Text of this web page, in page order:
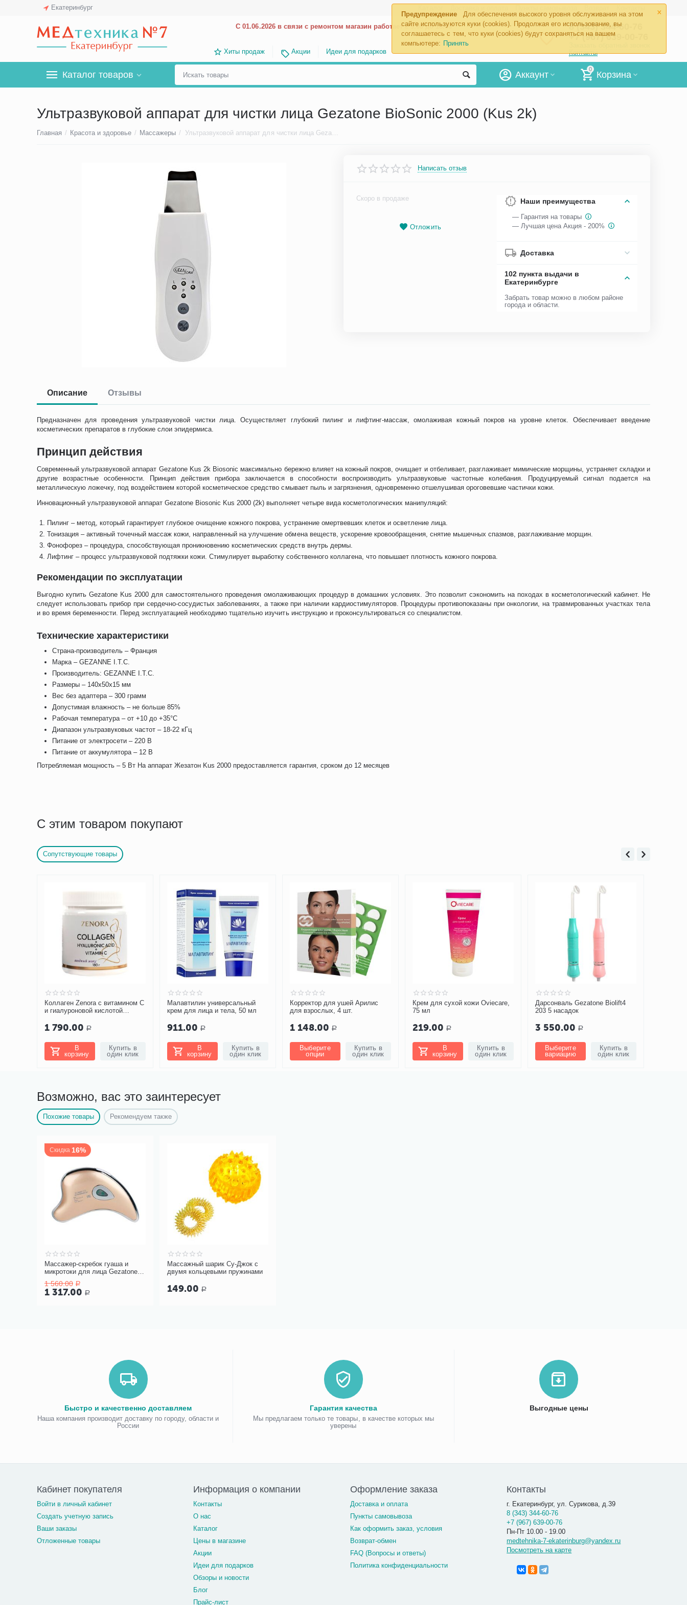
×
Предупреждение
Для обеспечения высокого уровня обслуживания на этом
сайте используются куки (cookies). Продолжая его использование, вы
соглашаетесь с тем, что куки (cookies) будут сохраняться на вашем
компьютере: Принять
Екатеринбург
С 01.06.2026 в связи с ремонтом магазин работает с 9.00 до 18.00
Хиты продаж Акции Идеи для подарков
8 (343) 344-60-76
+7 (967) 639-00-76
Контакты
Каталог товаров
0
Корзина
Аккаунт
Ультразвуковой аппарат для чистки лица Gezatone BioSonic 2000 (Kus 2k)
Главная / Красота и здоровье / Массажеры / Ультразвуковой аппарат для чистки лица Gezatone BioSonic 2000 (Kus 2k)
Написать отзыв
Скоро в продаже
Отложить
Наши преимущества
— Гарантия на товары
— Лучшая цена Акция - 200%
Доставка
102 пункта выдачи в
Екатеринбурге
Забрать товар можно в любом районе
города и области.
Описание Отзывы
Предназначен для проведения ультразвуковой чистки лица. Осуществляет глубокий пилинг и лифтинг-массаж, омолаживая кожный покров на уровне клеток. Обеспечивает введение
косметических препаратов в глубокие слои эпидермиса.
Принцип действия
Современный ультразвуковой аппарат Gezatone Kus 2k Biosonic максимально бережно влияет на кожный покров, очищает и отбеливает, разглаживает мимические морщины, устраняет складки и
другие возрастные особенности. Принцип действия прибора заключается в способности воспроизводить ультразвуковые частотные колебания. Продуцируемый сигнал подается на
металлическую ложечку, под воздействием которой косметическое средство смывает пыль и загрязнения, одновременно отшелушивая ороговевшие частички кожи.
Инновационный ультразвуковой аппарат Gezatone Biosonic Kus 2000 (2k) выполняет четыре вида косметологических манипуляций:
Пилинг – метод, который гарантирует глубокое очищение кожного покрова, устранение омертвевших клеток и осветление лица.
Тонизация – активный точечный массаж кожи, направленный на улучшение обмена веществ, ускорение кровообращения, снятие мышечных спазмов, разглаживание морщин.
Фонофорез – процедура, способствующая проникновению косметических средств внутрь дермы.
Лифтинг – процесс ультразвуковой подтяжки кожи. Стимулирует выработку собственного коллагена, что повышает плотность кожного покрова.
Рекомендации по эксплуатации
Выгодно купить Gezatone Kus 2000 для самостоятельного проведения омолаживающих процедур в домашних условиях. Это позволит сэкономить на походах в косметологический кабинет. Не
следует использовать прибор при сердечно-сосудистых заболеваниях, а также при наличии кардиостимуляторов. Процедуры противопоказаны при онкологии, на травмированных участках тела
и во время беременности. Перед эксплуатацией необходимо тщательно изучить инструкцию и проконсультироваться со специалистом.
Технические характеристики
Страна-производитель – Франция
Марка – GEZANNE I.T.C.
Производитель: GEZANNE I.T.C.
Размеры – 140х50х15 мм
Вес без адаптера – 300 грамм
Допустимая влажность – не больше 85%
Рабочая температура – от +10 до +35°С
Диапазон ультразвуковых частот – 18-22 кГц
Питание от электросети – 220 В
Питание от аккумулятора – 12 В
Потребляемая мощность – 5 Вт На аппарат Жезатон Kus 2000 предоставляется гарантия, сроком до 12 месяцев
С этим товаром покупают
Сопутствующие товары
Малавтилин универсальный
крем для лица и тела, 50 мл
911.00 Р
В
корзину
Купить в
один клик
Корректор для ушей Арилис
для взрослых, 4 шт.
1 148.00
Выберите
опции
Купить в
один клик
Крем для сухой кожи Oviecare,
75 мл
219.00 Р
В
корзину
Купить в
один клик
Дарсонваль Gezatone Biolift4
203 5 насадок
3 550.00
Выберите
вариацию
Купить в
один клик
Кинезио тейп BBTape FACE
PACK 2,5см*5м (2 шт.)
646.00 Р
Выберите
вариацию
Купить в
один клик
Возможно, вас это заинтересует
Похожие товары Рекомендуем также
Скидка 16%
Массажер-скребок гуаша и
микротоки для лица Gezatone
m911
1 560.00 Р
1 317.00 Р
Массажный шарик Су-Джок с
двумя кольцевыми пружинами
149.00 Р
Быстро и качественно доставляем
Наша компания производит доставку по городу, области и
России
Гарантия качества
Мы предлагаем только те товары, в качестве которых мы
уверены
Выгодные цены
Кабинет покупателя
Войти в личный кабинет
Создать учетную запись
Ваши заказы
Отложенные товары
Информация о компании
Контакты
О нас
Каталог
Цены в магазине
Акции
Идеи для подарков
Обзоры и новости
Блог
Прайс-лист
Оформление заказа
Доставка и оплата
Пункты самовывоза
Как оформить заказ, условия
Возврат-обмен
FAQ (Вопросы и ответы)
Политика конфиденциальности
Контакты
г. Екатеринбург, ул. Сурикова, д.39
8 (343) 344-60-76
+7 (967) 639-00-76
Пн-Пт 10.00 - 19.00
medtehnika-7-ekaterinburg@yandex.ru
Посмотреть на карте